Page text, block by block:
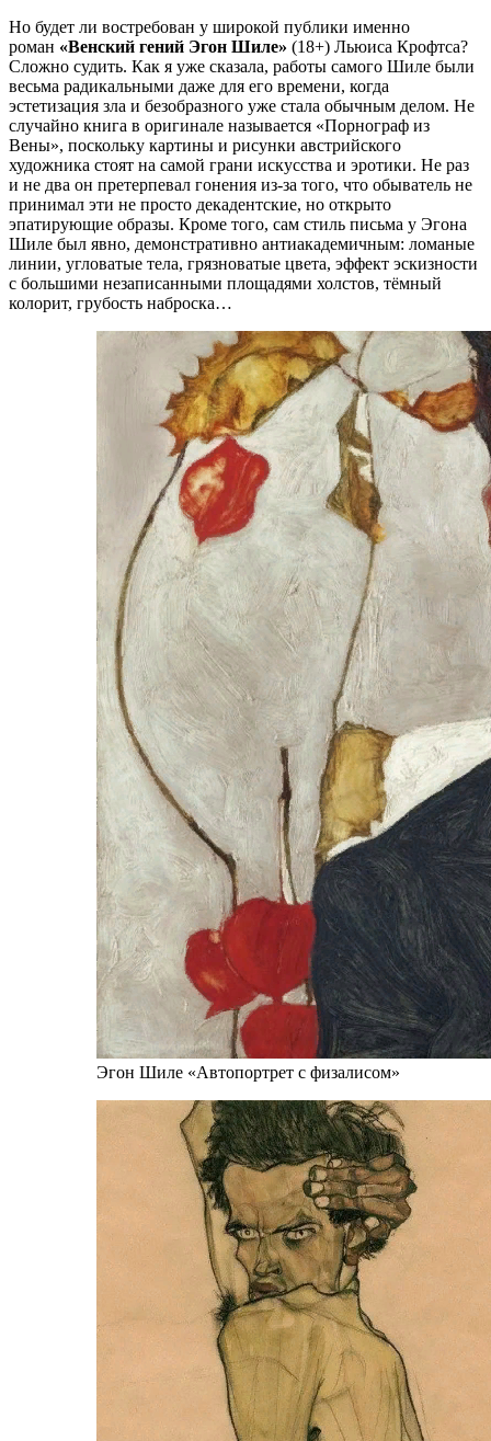
Но будет ли востребован у широкой публики именно
роман «Венский гений Эгон Шиле» (18+) Льюиса Крофтса?
Сложно судить. Как я уже сказала, работы самого Шиле были
весьма радикальными даже для его времени, когда
эстетизация зла и безобразного уже стала обычным делом. Не
случайно книга в оригинале называется «Порнограф из
Вены», поскольку картины и рисунки австрийского
художника стоят на самой грани искусства и эротики. Не раз
и не два он претерпевал гонения из-за того, что обыватель не
принимал эти не просто декадентские, но открыто
эпатирующие образы. Кроме того, сам стиль письма у Эгона
Шиле был явно, демонстративно антиакадемичным: ломаные
линии, угловатые тела, грязноватые цвета, эффект эскизности
с большими незаписанными площадями холстов, тёмный
колорит, грубость наброска…
Эгон Шиле «Автопортрет с физалисом»